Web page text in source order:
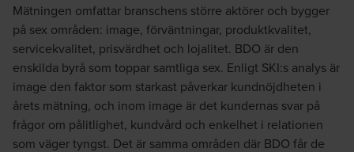
Mätningen omfattar branschens större aktörer och bygger
på sex områden: image, förväntningar, produktkvalitet,
servicekvalitet, prisvärdhet och lojalitet. BDO är den
enskilda byrå som toppar samtliga sex. Enligt SKI:s analys är
image den faktor som starkast påverkar kundnöjdheten i
årets mätning, och inom image är det kundernas svar på
frågor om pålitlighet, kundvård och enkelhet i relationen
som väger tyngst. Det är samma områden där BDO får de